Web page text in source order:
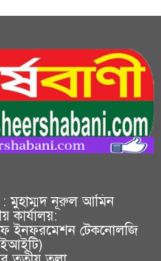
মুহাম্মদ নূরুল আমিন
কার্যালয়:
ইনফরমেশন টেকনোলজি